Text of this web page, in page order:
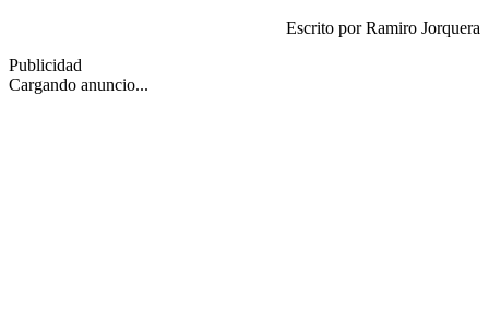
Escrito por Ramiro Jorquera
Publicidad
Cargando anuncio...